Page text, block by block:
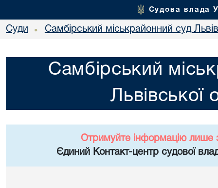
Судова влада
Суди • Самбірський міськрайонний суд
Самбірський
Львівської
Отримуйте інформацію лише
Єдиний Контакт-центр судової